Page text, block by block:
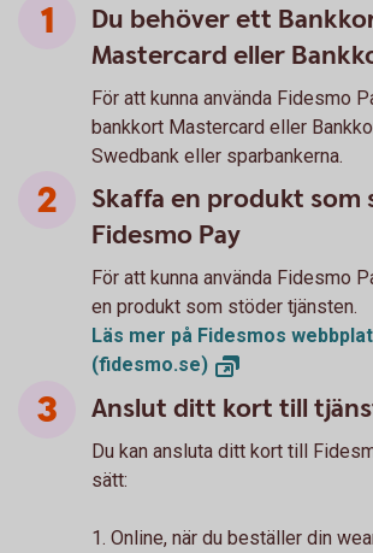
Du behöver ett
Mastercard eller
För att kunna använda Fidesmo
bankkort Mastercard eller
Swedbank eller sparbankerna.
Skaffa en produkt som
Fidesmo Pay
För att kunna använda Fidesmo
en produkt som stöder tjänsten.
Läs mer på Fidesmos
(fidesmo.se)
Anslut ditt kort till
Du kan ansluta ditt kort till
sätt:
1. Online, när du beställer din